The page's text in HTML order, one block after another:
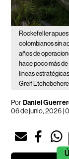
Rockefeller
colombianos sin
años de
hace poco más
líneas
Greif
PorDaniel
06 de junio, 2026 |